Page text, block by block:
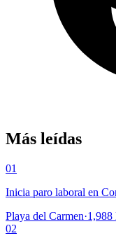
Más leídas
01
Inicia paro laboral en
Playa del Carmen·1,988
02